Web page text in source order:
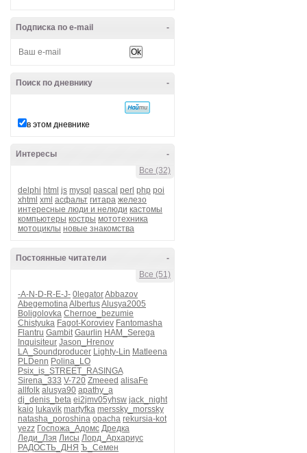
-
Подписка по e-mail
-
Поиск по дневнику
в этом дневнике
-
Интересы
Все (32)
delphi html js mysql pascal perl php poi
xhtml xml асфальт гитара железо
интересные люди и нелюди кастомы
компьютеры костры мототехника
мотоциклы новые знакомства
-
Постоянные читатели
Все (51)
-A-N-D-R-E-J- 0legatorAbbazov
AbegemotinaAlbertusAlusya2005
Boligolovka Chernoe_bezumie
Chistyuka Fagot-Koroviev Fantomasha
Flantru Gambit Gaurlin HAM_Serega
Inquisiteur Jason_Hrenov
LA_Soundproducer Lighty-Lin Matleena
PLDenn Polina_LO
Psix_is_STREET_RASINGA
Sirena_333 V-720 Zmeeed alisaFe
allfolk alusya90 apathy_a
dj_denis_beta ei2jmv05yhsw jack_night
kaio lukavik martyfka merssky_morssky
natasha_poroshina opacha rekursia-kot
yezz Госпожа_Адомс Дредка
Леди_Лэя Лисы Лорд_Архариус
РАДОСТЬ_ДНЯ Ъ_Семен